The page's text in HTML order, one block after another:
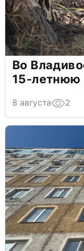
Во
15-летнюю
8 августа 2